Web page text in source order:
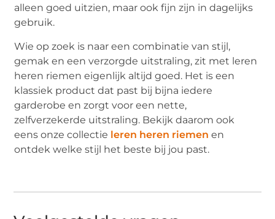
alleen goed uitzien, maar ook fijn zijn in dagelijks
gebruik.
Wie op zoek is naar een combinatie van stijl,
gemak en een verzorgde uitstraling, zit met leren
heren riemen eigenlijk altijd goed. Het is een
klassiek product dat past bij bijna iedere
garderobe en zorgt voor een nette,
zelfverzekerde uitstraling. Bekijk daarom ook
eens onze collectie leren heren riemen en
ontdek welke stijl het beste bij jou past.